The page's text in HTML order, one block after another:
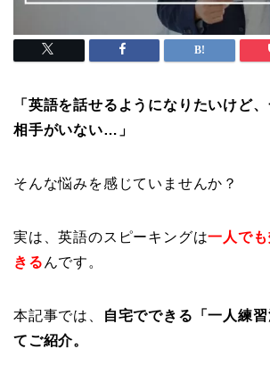
「英語を話せるようになりたいけど
相手がいない…」
そんな悩みを感じていませんか？
実は、英語のスピーキングは一人で
きる んです。
本記事では、
自宅でできる「一人練
てご紹介。